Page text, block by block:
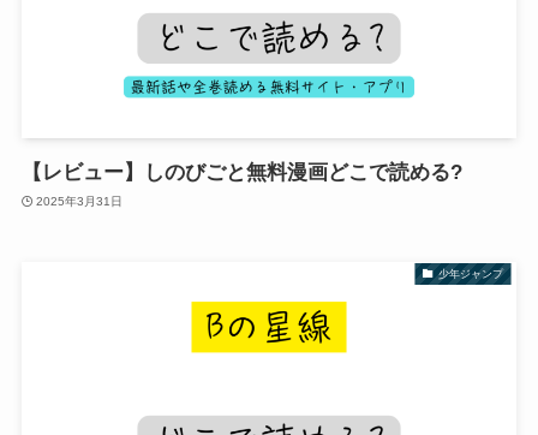
【レビュー】しのびごと無料漫画どこで読める?
2025年3月31日
少年ジャンプ